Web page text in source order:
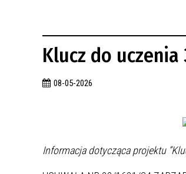
2026 ROKIEM TADEUSZA
WE WŁOCŁAWKU
Klucz do uczenia
08-05-2026
Informacja dotycząca projektu